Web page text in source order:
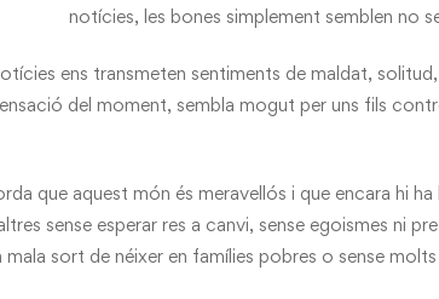
notícies, les bones simplement semblen no
ens transmeten sentiments de maldat,
del moment, sembla mogut per uns fils
que aquest món és meravellós i que encara hi ha
sense esperar res a canvi, sense egoismes ni
mala sort de néixer en famílies pobres o sense